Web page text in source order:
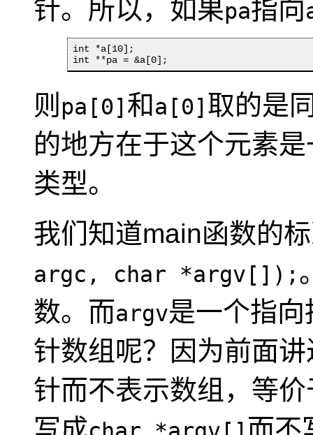
针。所以，如果pa指向
int *a[10];
int **pa = &a[0];
则 pa[0] 和 a[0] 取的是
的地方在于这个元素
类型。
我们知道main函数的
argc, char *argv[]);
数。而argv是一个指
针数组呢？因为前面
针而不表示数组，等价